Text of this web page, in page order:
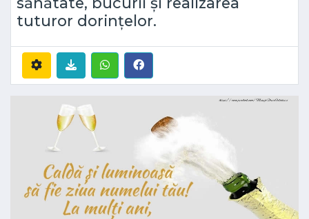
tuturor dorințelor.